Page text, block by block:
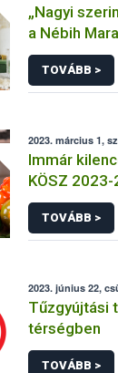
„Nagyi
a Nébih
TOVÁBB >
2023. március 1,
Immár
KÖSZ
TOVÁBB >
2023. június 22,
Tűzgyújtási
térségben
TOVÁBB >